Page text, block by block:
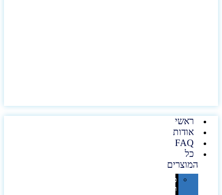
ראשי
אודות
FAQ
כל
המוצרים
טכנולוגיה
וגאדג'טים